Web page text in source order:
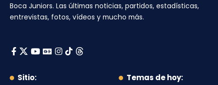
Boca Juniors. Las últimas noticias, partidos, estadísticas,
entrevistas, fotos, vídeos y mucho más.
Sitio: Temas de hoy: